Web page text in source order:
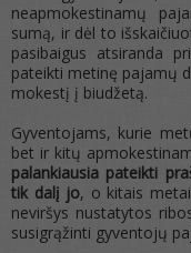
neapmokestinamų
sumą, ir dėl to
pasibaigus atsiranda
pateikti metinę pajamų
mokestį į biudžetą.
Gyventojams, kurie
bet ir kitų
palankiausia pateikti
tik dalį jo, o kitais
neviršys nustatytos
susigrąžinti gyventojų